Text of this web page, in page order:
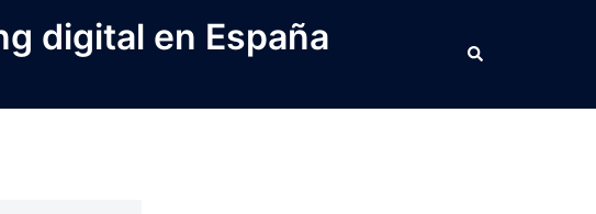
digital en España Buscar